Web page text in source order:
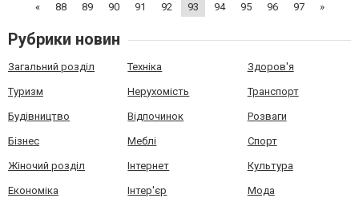
«
88 89 90 91 92 93 94 95 96 97 »
Рубрики новин
Загальний розділ Техніка Здоров'я
Туризм Нерухомість Транспорт
Будівництво Відпочинок Розваги
Бізнес Меблі Спорт
Жіночий розділ Інтернет Культура
Економіка Інтер'єр Мода